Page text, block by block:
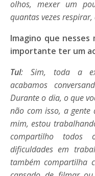
olhos, mexer um
quantas vezes respirar,
Imagino que
importante ter um
Tul: Sim, toda a
acabamos
Durante o dia, o que
não com isso, a gente
mim, estou
compartilho todos
dificuldades em
também compartilha